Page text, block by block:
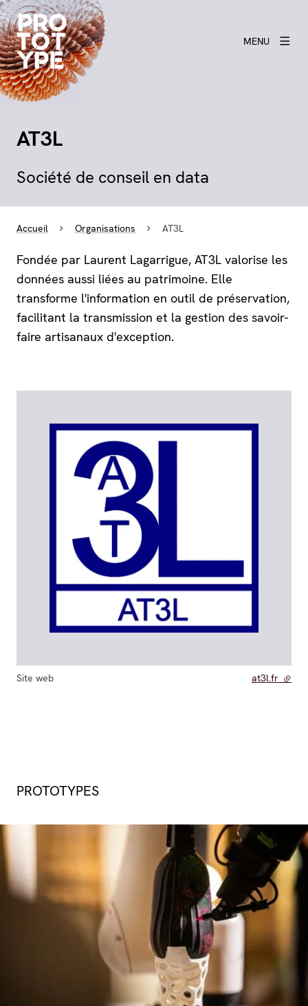
MENU
AT3L
Société de conseil en data
Accueil Organisations AT3L
Fondée par Laurent Lagarrigue, AT3L valorise les
données aussi liées au patrimoine. Elle
transforme l'information en outil de préservation,
facilitant la transmission et la gestion des savoir-
faire artisanaux d'exception.
Site web at3l.fr - lien
PROTOTYPES